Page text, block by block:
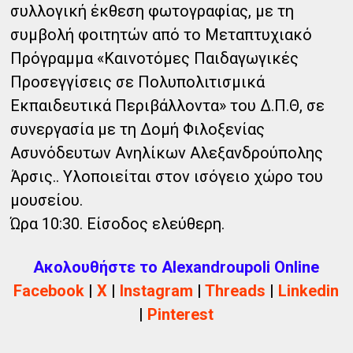
συλλογική έκθεση φωτογραφίας, με τη
συμβολή φοιτητών από το Μεταπτυχιακό
Πρόγραμμα «Καινοτόμες Παιδαγωγικές
Προσεγγίσεις σε Πολυπολιτισμικά
Εκπαιδευτικά Περιβάλλοντα» του Δ.Π.Θ, σε
συνεργασία με τη Δομή Φιλοξενίας
Ασυνόδευτων Ανηλίκων Αλεξανδρούπολης
Άρσις.. Υλοποιείται στον ισόγειο χώρο του
μουσείου.
Ώρα 10:30. Είσοδος ελεύθερη.
Ακολουθήστε το Alexandroupoli Online
Facebook |X | Instagram |Threads | Linkedin
| Pinterest